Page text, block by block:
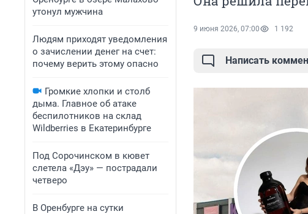
утонул мужчина
Людям приходят уведомления
о зачислении денег на счет:
почему верить этому опасно
Громкие хлопки и столб
дыма. Главное об атаке
беспилотников на склад
Wildberries в Екатеринбурге
Под Сорочинском в кювет
слетела «Дэу» — пострадали
четверо
В Оренбурге на сутки
9 июня 2026, 07:00 1 192
Написать